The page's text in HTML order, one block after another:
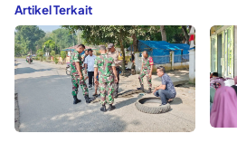
Artikel Terkait